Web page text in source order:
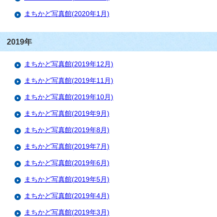
まちかど写真館(2020年1月)
2019年
まちかど写真館(2019年12月)
まちかど写真館(2019年11月)
まちかど写真館(2019年10月)
まちかど写真館(2019年9月)
まちかど写真館(2019年8月)
まちかど写真館(2019年7月)
まちかど写真館(2019年6月)
まちかど写真館(2019年5月)
まちかど写真館(2019年4月)
まちかど写真館(2019年3月)